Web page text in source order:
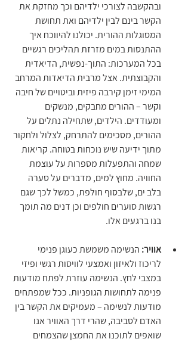
ובהקשבה לצורכי ילדיהם וכך מחזקת את
הקשר בינם לבין ילדיהם ואת תחושת
המסוגלות ההורית. יכולנו להיווכח איך
ההתנסות במים מזרזת תהליכים רגשיים
בכל המערכות: התוך-נפשית, הדיאדית
והקבוצתית. אצל מרבית הדיאדות המרחב
המימי זימן קירבה פיזית וביטויים של חיבה
וקשר – ההורים מחבקים, מנשקים
ומעודדים. הילדים, שתחילה נתלים על
ההורים, מסכימים להתרחק, לצלול ולחקור
מתוך ידיעה שיש נוכחות בטוחה. קריאות
שמחה והתפעלות מספרות על עוצמת
החוויה. מחוץ למים, מדברים על סערה
בלב ים, שלבסוף חולפת, כמשל לכך שגם
רגשות סוערים חולפים וכן דנים מה תומך
בנו ברגעים אלו.
אוויר: הנשימה משמשת כעוגן פנימי
לריכוז ולאיזון ואמצעי לוויסות רגשי ופיזי
במצבי לחץ. הנשימה עוזרת לפתח מודעות
פנימה לתחושות הגופניות. ככל שמפתחים
מודעות לנשימה – מעמיקים את הקשר בין
האדם לסביבה, שהרי דרך האוויר אנו
שואפים לתוכנו את החמצן שהצמחים